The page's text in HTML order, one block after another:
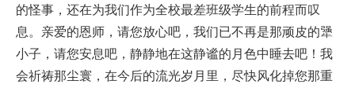
的怪事，还在为我们作为全校最差班级学生的前程而叹
息。亲爱的恩师，请您放心吧，我们已不再是那顽皮的犟
小子，请您安息吧，静静地在这静谧的月色中睡去吧！我
会祈祷那尘寰，在今后的流光岁月里，尽快风化掉您那重